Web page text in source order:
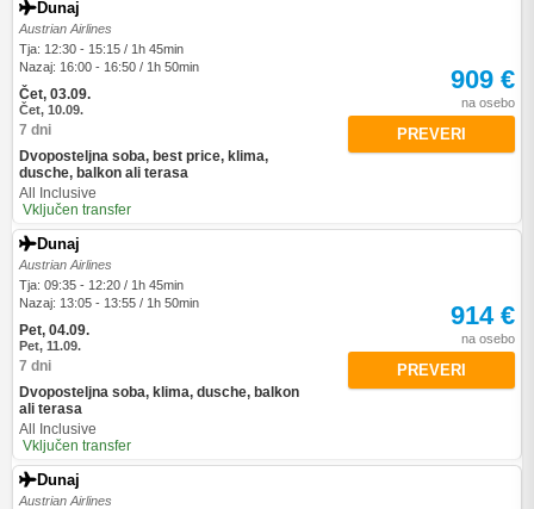
Dunaj
Austrian Airlines
Tja: 12:30 - 15:15 / 1h 45min
Nazaj: 16:00 - 16:50 / 1h 50min
Čet, 03.09.
Čet, 10.09.
7 dni
Dvoposteljna soba, best price, klima,
dusche, balkon ali terasa
All Inclusive
Vključen transfer
909 €
na osebo
PREVERI
Dunaj
Austrian Airlines
Tja: 09:35 - 12:20 / 1h 45min
Nazaj: 13:05 - 13:55 / 1h 50min
Pet, 04.09.
Pet, 11.09.
7 dni
Dvoposteljna soba, klima, dusche, balkon
ali terasa
All Inclusive
Vključen transfer
914 €
na osebo
PREVERI
Dunaj
Austrian Airlines